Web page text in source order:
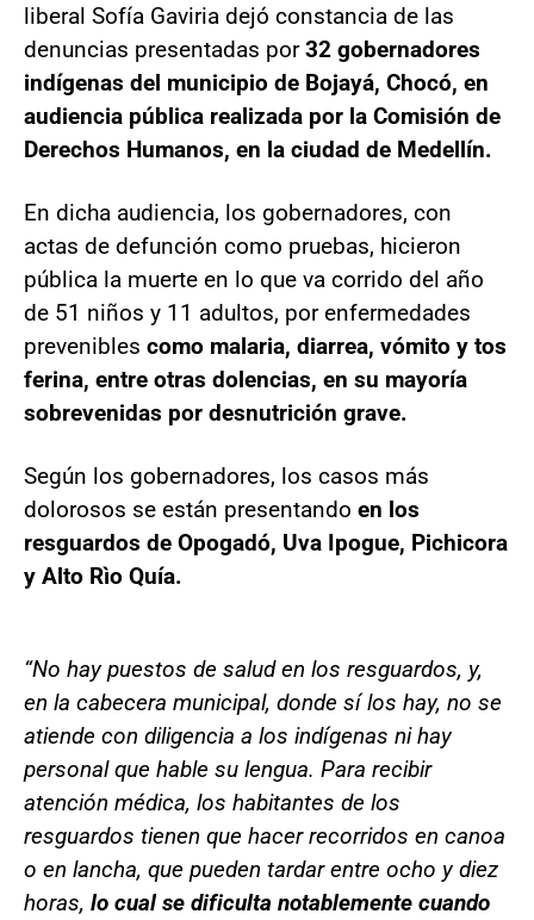
liberal Sofía Gaviria dejó constancia de las
denuncias presentadas por32 gobernadores
indígenas del municipio de Bojayá, Chocó, en
audiencia pública realizada por la Comisión de
Derechos Humanos, en la ciudad de Medellín.
En dicha audiencia, los gobernadores, con
actas de defunción como pruebas, hicieron
pública la muerte en lo que va corrido del año
de 51 niños y 11 adultos, por enfermedades
prevenibles como malaria, diarrea, vómito y tos
ferina, entre otras dolencias, en su mayoría
sobrevenidas por desnutrición grave.
Según los gobernadores, los casos más
dolorosos se están presentando en los
resguardos de Opogadó, Uva Ipogue, Pichicora
y Alto Rìo Quía.
“No hay puestos de salud en los resguardos, y,
en la cabecera municipal, donde sí los hay, no se
atiende con diligencia a los indígenas ni hay
personal que hable su lengua. Para recibir
atención médica, los habitantes de los
resguardos tienen que hacer recorridos en canoa
o en lancha, que pueden tardar entre ocho y diez
horas, lo cual se dificulta notablemente cuando